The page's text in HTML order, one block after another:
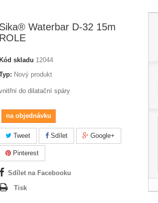
Sika® Waterbar D-32 15m
ROLE
Kód skladu 12044
Nový produkt
do dilatační spáry
na objednávku
Tweet Sdílet Google+
Pinterest
Sdílet na Facebooku
Tisk